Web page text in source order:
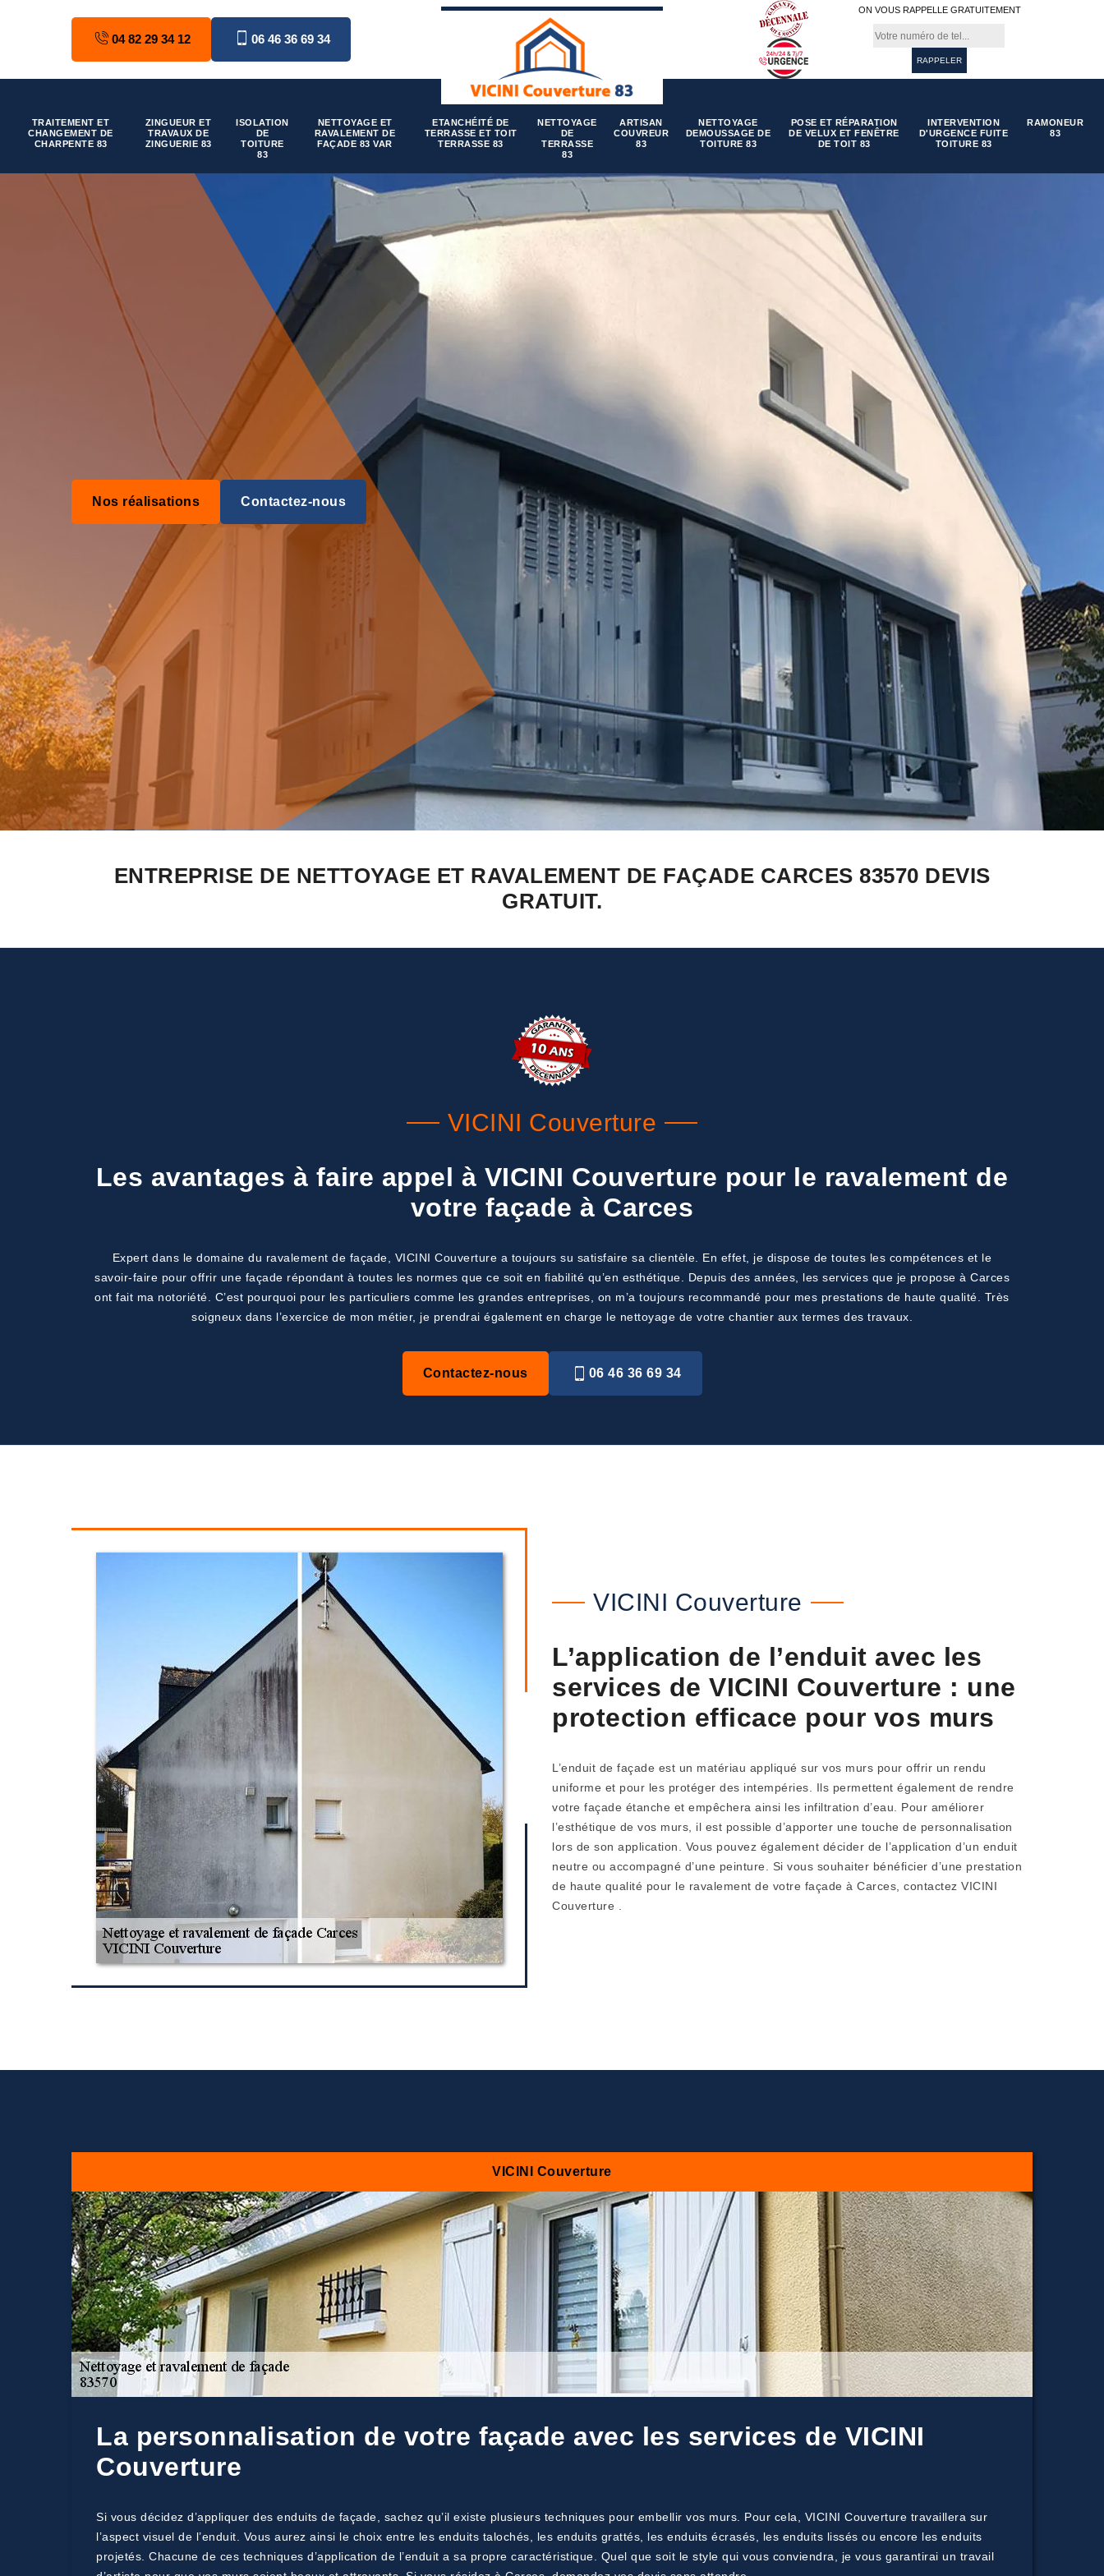
04 82 29 34 12 06 46 36 69 34
ON VOUS RAPPELLE GRATUITEMENT
TRAITEMENT ET
CHANGEMENT DE
CHARPENTE 83
ZINGUEUR ET
TRAVAUX DE
ZINGUERIE 83
ISOLATION
DE
TOITURE
83
NETTOYAGE ET
RAVALEMENT DE
FAÇADE 83 VAR
ETANCHÉITÉ DE
TERRASSE ET TOIT
TERRASSE 83
NETTOYAGE
DE
TERRASSE
83
ARTISAN
COUVREUR
83
NETTOYAGE
DEMOUSSAGE DE
TOITURE 83
POSE ET RÉPARATION
DE VELUX ET FENÊTRE
DE TOIT 83
INTERVENTION
D'URGENCE FUITE
TOITURE 83
RAMONEUR
83
Nos réalisations Contactez-nous
ENTREPRISE DE NETTOYAGE ET RAVALEMENT DE FAÇADE CARCES 83570 DEVIS
GRATUIT.
VICINI Couverture
Les avantages à faire appel à VICINI Couverture pour le ravalement de
votre façade à Carces
Expert dans le domaine du ravalement de façade, VICINI Couverture a toujours su satisfaire sa clientèle. En effet, je dispose de toutes les compétences et le
savoir-faire pour offrir une façade répondant à toutes les normes que ce soit en fiabilité qu’en esthétique. Depuis des années, les services que je propose à Carces
ont fait ma notoriété. C’est pourquoi pour les particuliers comme les grandes entreprises, on m’a toujours recommandé pour mes prestations de haute qualité. Très
soigneux dans l’exercice de mon métier, je prendrai également en charge le nettoyage de votre chantier aux termes des travaux.
Contactez-nous 06 46 36 69 34
VICINI Couverture
L’application de l’enduit avec les
services de VICINI Couverture : une
protection efficace pour vos murs
L’enduit de façade est un matériau appliqué sur vos murs pour offrir un rendu
uniforme et pour les protéger des intempéries. Ils permettent également de rendre
votre façade étanche et empêchera ainsi les infiltration d’eau. Pour améliorer
l’esthétique de vos murs, il est possible d’apporter une touche de personnalisation
lors de son application. Vous pouvez également décider de l’application d’un enduit
neutre ou accompagné d’une peinture. Si vous souhaiter bénéficier d’une prestation
de haute qualité pour le ravalement de votre façade à Carces, contactez VICINI
Couverture .
VICINI Couverture
La personnalisation de votre façade avec les services de VICINI
Couverture
Si vous décidez d’appliquer des enduits de façade, sachez qu’il existe plusieurs techniques pour embellir vos murs. Pour cela, VICINI Couverture travaillera sur
l’aspect visuel de l’enduit. Vous aurez ainsi le choix entre les enduits talochés, les enduits grattés, les enduits écrasés, les enduits lissés ou encore les enduits
projetés. Chacune de ces techniques d’application de l’enduit a sa propre caractéristique. Quel que soit le style qui vous conviendra, je vous garantirai un travail